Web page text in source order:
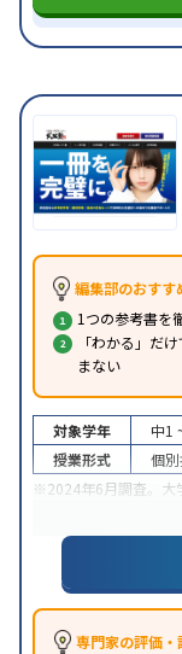
編集部のおすす
1つの参考書を
「わかる」だ
まない
対象学年 中1
授業形式
個
※2024年6月調査。 大
専門家の評価・